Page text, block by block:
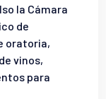
la Cámara
de
oratoria,
vinos,
para